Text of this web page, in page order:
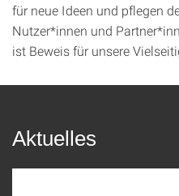
für neue Ideen und pflegen
Nutzer*innen und
ist Beweis für unsere
Aktuelles